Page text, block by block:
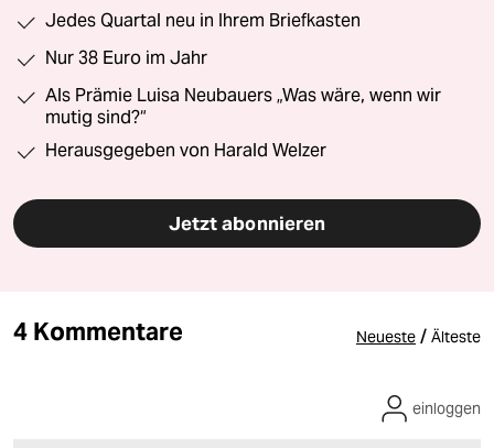
Jedes Quartal neu in Ihrem Briefkasten
Nur 38 Euro im Jahr
Als Prämie Luisa Neubauers „Was wäre, wenn wir
mutig sind?“
Herausgegeben von Harald Welzer
Jetzt abonnieren
4 Kommentare Neueste / Älteste
einloggen